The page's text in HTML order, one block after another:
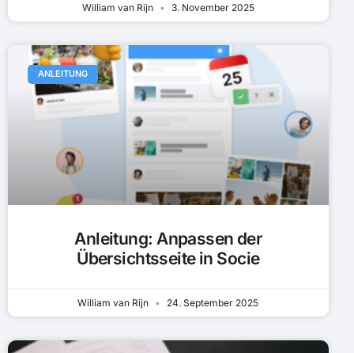
William van Rijn 3. November 2025
ANLEITUNG
Anleitung: Anpassen der
Übersichtsseite in Socie
William van Rijn 24. September 2025